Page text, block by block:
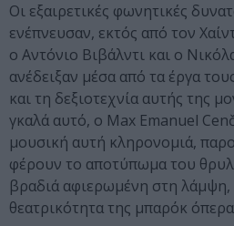
Οι εξαιρετικές φωνητικές
ενέπνευσαν, εκτός από τον
ο Αντόνιο Βιβάλντι και ο
ανέδειξαν μέσα από τα έργα
και τη δεξιοτεχνία αυτής της
γκαλά αυτό, ο Max Emanuel
μουσική αυτή κληρονομιά,
φέρουν το αποτύπωμα του
βραδιά αφιερωμένη στη λάμψη,
θεατρικότητα της μπαρόκ